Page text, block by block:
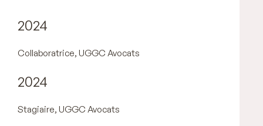
2024
Collaboratrice, UGGC Avocats
2024
Stagiaire, UGGC Avocats